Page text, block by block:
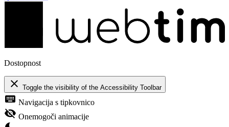
Dostopnost
close Toggle the visibility of the Accessibility Toolbar
keyboard Navigacija s tipkovnico
visibility_off Onemogoči animacije